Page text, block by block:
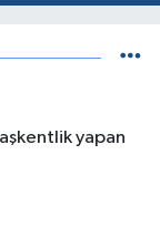
yapan